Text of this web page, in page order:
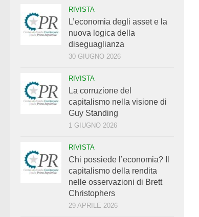
RIVISTA
L’economia degli asset e la
nuova logica della
diseguaglianza
30 GIUGNO 2026
RIVISTA
La corruzione del
capitalismo nella visione di
Guy Standing
1 GIUGNO 2026
RIVISTA
Chi possiede l’economia? Il
capitalismo della rendita
nelle osservazioni di Brett
Christophers
29 APRILE 2026